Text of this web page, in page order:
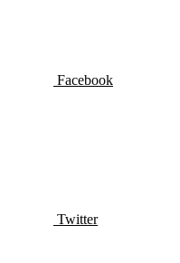
Facebook
Twitter